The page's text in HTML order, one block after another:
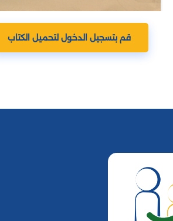
قم بتسجيل الدخول لتحميل الكتاب